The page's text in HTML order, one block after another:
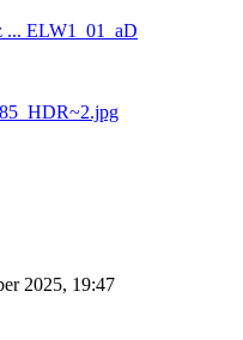
... ELW1_01_aD
2025, 19:47